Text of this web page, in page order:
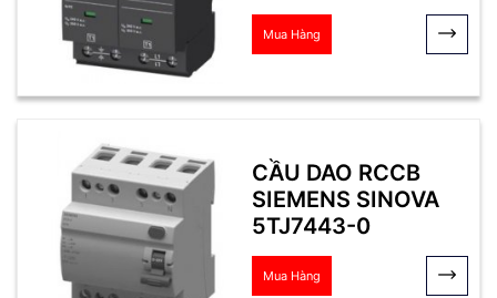
Mua Hàng
CẦU DAO RCCB
SIEMENS SINOVA
5TJ7443-0
Mua Hàng